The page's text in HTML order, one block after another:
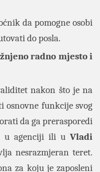
da pomogne osobi
do posla.
radno mjesto i
nakon što je na
osnovne funkcije svog
da ga prerasporedi
u agenciji ili u Vladi
nesrazmjeran teret.
za koju je zaposleni